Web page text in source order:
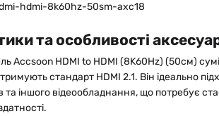
та особливості
Accsoon HDMI to HDMI (8K60Hz) (50см)
стандарт HDMI 2.1. Він ідеально
та іншого відеообладнання, що потребує